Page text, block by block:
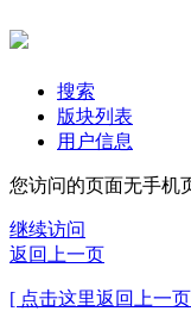
搜索
版块列表
用户信息
您访问的页面无手机
继续访问
返回上一页
[ 点击这里返回上一